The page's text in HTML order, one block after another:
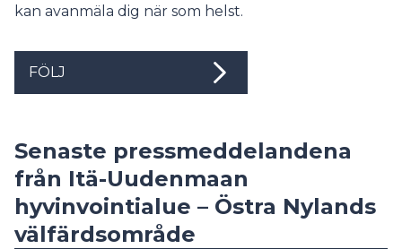
kan avanmäla dig när som helst.
FÖLJ
Senaste pressmeddelandena
från Itä-Uudenmaan
hyvinvointialue – Östra Nylands
välfärdsområde